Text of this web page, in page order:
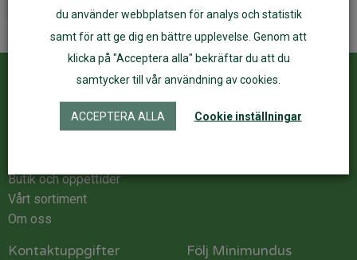
Kontakta oss
Butik och öppettider
Vårt sortiment
Om oss
Logga in
Kontaktuppgifter Följ Minimundus
du använder webbplatsen för analys och statistik
samt för att ge dig en bättre upplevelse. Genom att
klicka på "Acceptera alla" bekräftar du att du
samtycker till vår användning av cookies.
ACCEPTERA ALLA Cookie inställningar